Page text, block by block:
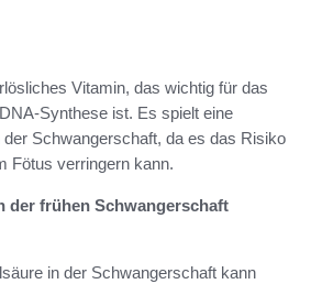
Vitamin, das wichtig für das
Synthese ist. Es spielt eine
Schwangerschaft, da es das Risiko
Fötus verringern kann.
der frühen Schwangerschaft
in der Schwangerschaft kann